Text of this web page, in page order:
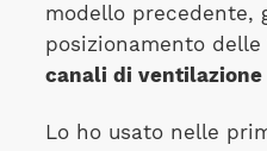
modello precedente,
posizionamento delle
canali di
Lo ho usato nelle